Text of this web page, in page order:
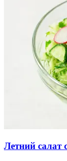
Летний салат